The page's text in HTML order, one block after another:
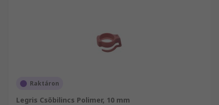
Raktáron
Legris Csőbilincs Polimer, 10 mm